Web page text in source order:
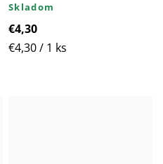
Skladom
€4,30
Jednotková
€4,30 / 1 ks